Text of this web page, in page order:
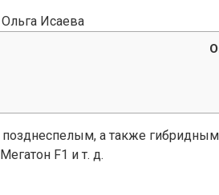
Ольга Исаева
позднеспелым, а также
F1 и т. д.